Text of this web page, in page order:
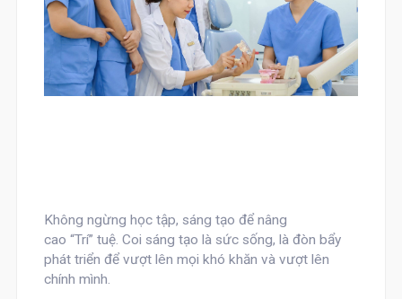
Không ngừng học tập, sáng tạo để nâng
cao “Trí” tuệ. Coi sáng tạo là sức sống, là đòn bẩy
phát triển để vượt lên mọi khó khăn và vượt lên
chính mình.